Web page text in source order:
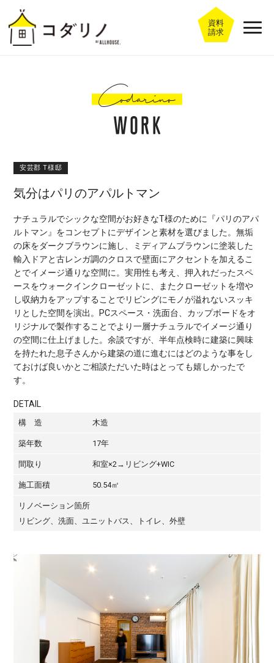
資料
請求
安芸郡 T様邸
気分はパリのアパルトマン
ナチュラルでシックな空間がお好きなT様のために『パリのアパ
ルトマン』をコンセプトにデザインと素材を選びました。無垢
の床をダークブラウンに施し、ミディアムブラウンに塗装した
輸入ドアと古レンガ調のクロスで壁面にアクセントを加えるこ
とでイメージ通りな空間に。実用性も考え、押入れだったスペ
ースをウォークインクローゼットに、またクローゼットを増や
し収納力をアップすることでリビングにモノが溢れないスッキ
リとした空間を演出。PCスペース・洗面台、カップボードをオ
リジナルで製作することでより一層ナチュラルでイメージ通り
の空間に仕上げました。余談ですが、半年点検時に建築に興味
を持たれた息子さんから建築の道に進むにはどのような事をし
ておけば良いかとご相談ただいた時はとっても嬉しかったで
す。
DETAIL
構 造 木造
築年数 17年
間取り 和室×2→リビング+WIC
施工面積 50.54㎡
リノベーション箇所
リビング、洗面、ユニットバス、トイレ、外壁